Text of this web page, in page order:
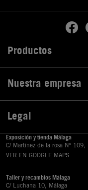
Productos
Nuestra empresa
Legal
Exposición y tienda Málaga
C/ Martinez de la rosa Nº 109,
VER EN GOOGLE MAPS
Taller y recambios Málaga
C/ Luchana 10, Málaga